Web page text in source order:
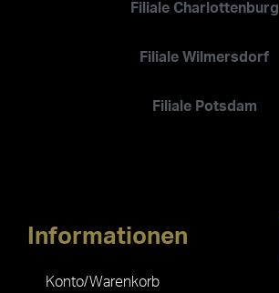
Filiale Charlottenburg
Filiale Wilmersdorf
Filiale Potsdam
Informationen
Konto/Warenkorb